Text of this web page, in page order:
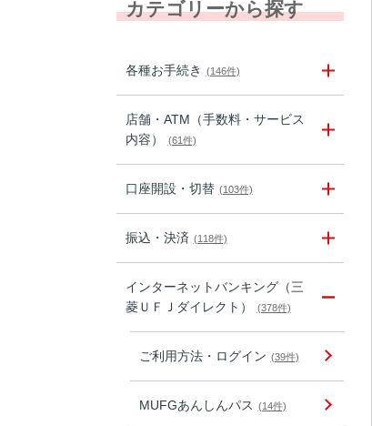
カテゴリーから探す
各種お手続き (146件)
店舗・ATM（手数料・サービス
内容）
(61件)
口座開設・切替 (103件)
振込・決済 (118件)
インターネットバンキング（三
菱ＵＦＪダイレクト）
(378件)
ご利用方法・ログイン (39件)
MUFGあんしんパス (14件)